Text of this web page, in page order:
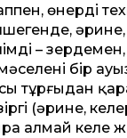
өнерді
–
бір
тұрғыдан
(әрине,
алмай келе